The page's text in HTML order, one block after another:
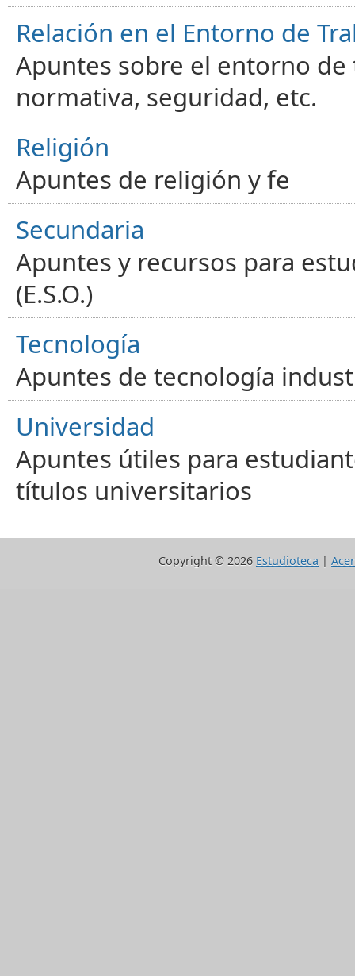
Relación en el Entorno de
Apuntes sobre el entorno
normativa, seguridad, etc.
Religión
Apuntes de religión y fe
Secundaria
Apuntes y recursos para
(E.S.O.)
Tecnología
Apuntes de tecnología
Universidad
Apuntes útiles para
títulos universitarios
Copyright © 2026 Estudioteca |